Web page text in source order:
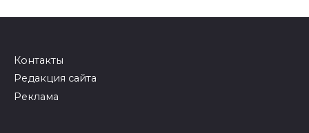
Контакты
Редакция сайта
Реклама